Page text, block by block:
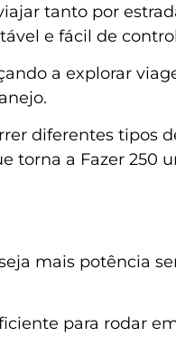
tanto por
e fácil de
a explorar
diferentes tipos
torna a Fazer 250
mais potência
para rodar